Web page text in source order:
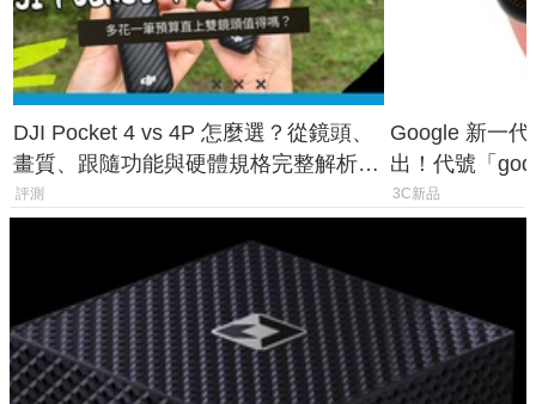
DJI Pocket 4 vs 4P 怎麼選？從鏡頭、
畫質、跟隨功能與硬體規格完整解析，
一次看懂兩台差異
評測
Google 新一
出！代號「
鎖定 AI 應用
3C新品